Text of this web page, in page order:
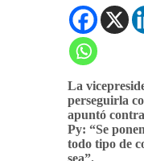
La
perseguirla
apuntó
Py: “Se
todo tipo de
sea”.